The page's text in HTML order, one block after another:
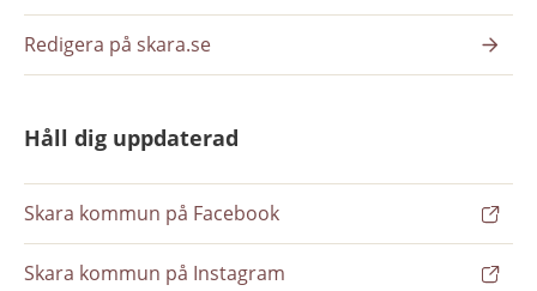
Redigera på skara.se
Håll dig uppdaterad
Skara kommun på Facebook
Skara kommun på Instagram